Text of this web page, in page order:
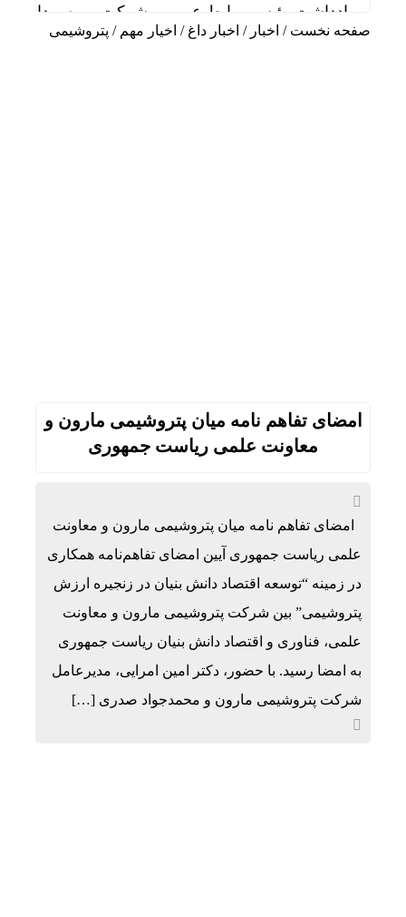
یادداشت رئیس روابط عمومی شرکت بهره برداری
صفحه نخست / اخبار / اخبار داغ / اخیار مهم / پتروشیمی
امضای تفاهم نامه میان پتروشیمی مارون و
معاونت علمی ریاست جمهوری
امضای تفاهم نامه میان پتروشیمی مارون و معاونت
علمی ریاست جمهوری آیین امضای تفاهم‌نامه‌ همکاری
در زمینه “توسعه اقتصاد دانش بنیان در زنجیره ارزش
پتروشیمی” بین شرکت پتروشیمی مارون و معاونت
علمی، فناوری و اقتصاد دانش بنیان ریاست جمهوری
به امضا رسید. با حضور، دکتر امین امرایی، مدیرعامل
شرکت پتروشیمی مارون و محمدجواد صدری […]